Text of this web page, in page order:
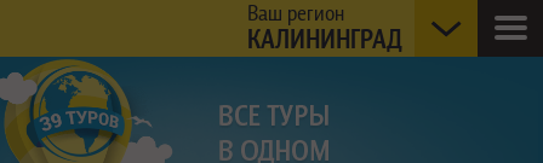
Ваш регион
КАЛИНИНГРАД